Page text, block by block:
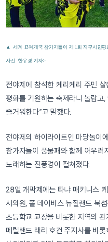
▲ 세계 13여개국 참가자들이 제 1회 지구시민
사진=한유경 기자>
전야제에 참석한 케리케리 주민
평화를 기원하는 축제라니 놀랍고
즐거워한다”고 말했다.
전야제의 하이라이트인 마당놀이
참가자들이 풍물패와 함께 어우려
노래하는 진풍경이 펼쳐졌다.
28일 개막제에는 타냐 매키니스
시의원, 폴 데이비스 뉴질랜드 북
초등학교 교장을 비롯한 지역의
메릴랜드 래리 호건 주지사를 비